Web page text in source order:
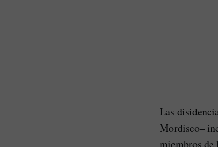
Las
Mordisco–
miembros de